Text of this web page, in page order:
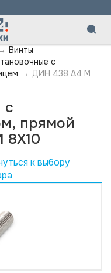
→ Винты
с
→ ДИН 438 А4 M
с
прямой
к выбору